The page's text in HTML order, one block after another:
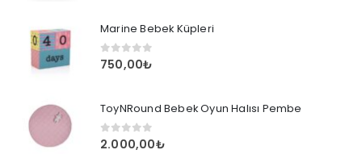
Marine Bebek Küpleri
0out of 5
750,00₺
ToyNRound Bebek Oyun Halısı Pembe
0 out of 5
2.000,00₺